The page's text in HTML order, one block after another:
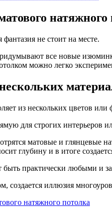
натяжного
фантазия не стоит на месте.
все новые
можно легко
из нескольких цветов или
для строгих интерьеров
матовые и глянцевые
глубину и в итоге
практически любыми и
создается иллюзия